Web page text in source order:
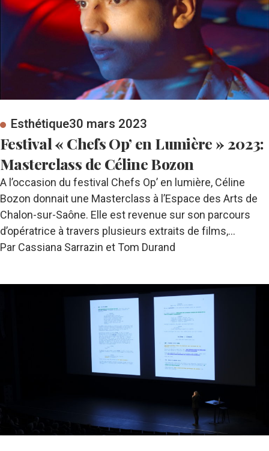
Esthétique30 mars 2023
Festival « Chefs Op’ en Lumière » 2023:
Masterclass de Céline Bozon
A l’occasion du festival Chefs Op’ en lumière, Céline
Bozon donnait une Masterclass à l’Espace des Arts de
Chalon-sur-Saône. Elle est revenue sur son parcours
d’opératrice à travers plusieurs extraits de films,…
Par Cassiana Sarrazin et Tom Durand